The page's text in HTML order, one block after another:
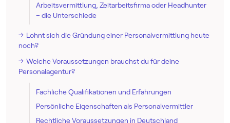
Arbeitsvermittlung, Zeitarbeitsfirma oder Headhunter
– die Unterschiede
Lohnt sich die Gründung einer Personalvermittlung heute
noch?
Welche Voraussetzungen brauchst du für deine
Personalagentur?
Fachliche Qualifikationen und Erfahrungen
Persönliche Eigenschaften als Personalvermittler
Rechtliche Voraussetzungen in Deutschland